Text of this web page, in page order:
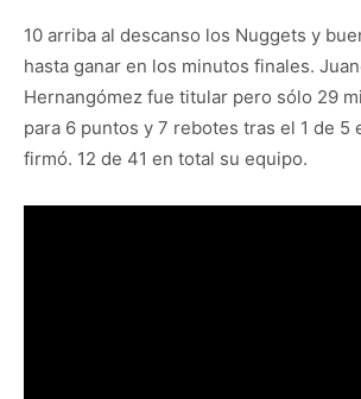
10 arriba al descanso los Nuggets y
hasta ganar en los minutos finales.
Hernangómez fue titular pero sólo 29
para 6 puntos y 7 rebotes tras el 1 de 5
firmó. 12 de 41 en total su equipo.